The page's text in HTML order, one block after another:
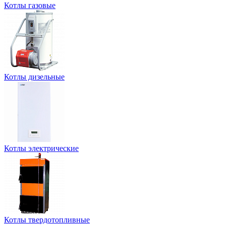
Котлы газовые
Котлы дизельные
Котлы электрические
Котлы твердотопливные